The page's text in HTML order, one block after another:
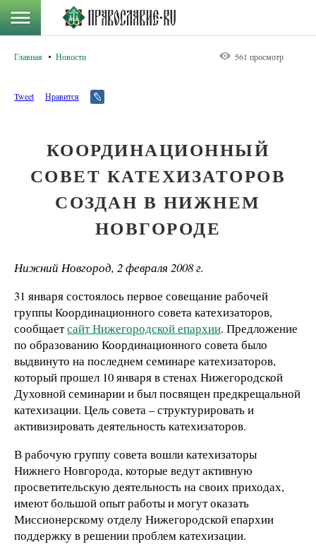
Главная Новости 561 просмотр
Tweet Нравится
КООРДИНАЦИОННЫЙ
СОВЕТ КАТЕХИЗАТОРОВ
СОЗДАН В НИЖНЕМ
НОВГОРОДЕ
Нижний Новгород, 2 февраля 2008 г.
31 января состоялось первое совещание рабочей
группы Координационного совета катехизаторов,
сообщаетсайт Нижегородской епархии. Предложение
по образованию Координационного совета было
выдвинуто на последнем семинаре катехизаторов,
который прошел 10 января в стенах Нижегородской
Духовной семинарии и был посвящен предкрещальной
катехизации. Цель совета – структурировать и
активизировать деятельность катехизаторов.
В рабочую группу совета вошли катехизаторы
Нижнего Новгорода, которые ведут активную
просветительскую деятельность на своих приходах,
имеют большой опыт работы и могут оказать
Миссионерскому отделу Нижегородской епархии
поддержку в решении проблем катехизации.